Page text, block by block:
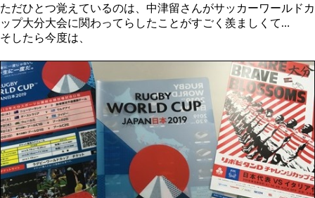
ただひとつ覚えているのは、中津留さんがサッカーワールドカ
ップ大分大会に関わってらしたことがすごく羨ましくて…
そしたら今度は、